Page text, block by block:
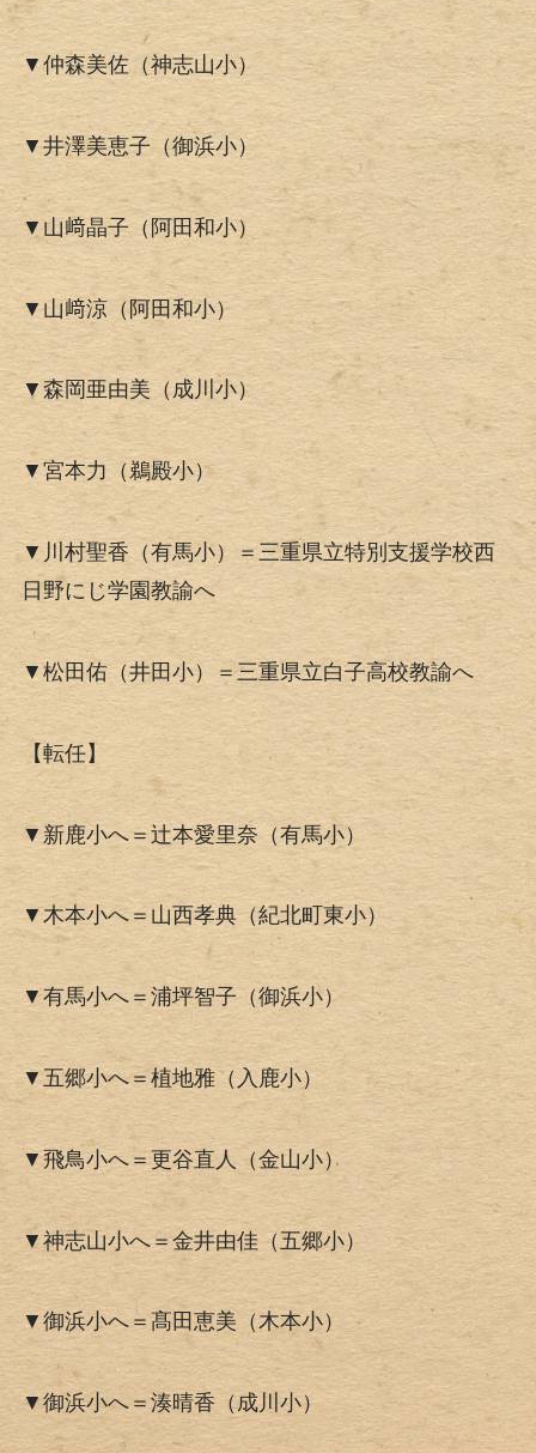
▼仲森美佐（神志山小）
▼井澤美恵子（御浜小）
▼山﨑晶子（阿田和小）
▼山﨑涼（阿田和小）
▼森岡亜由美（成川小）
▼宮本力（鵜殿小）
▼川村聖香（有馬小）＝三重県立特別支援学校西
日野にじ学園教諭へ
▼松田佑（井田小）＝三重県立白子高校教諭へ
【転任】
▼新鹿小へ＝辻本愛里奈（有馬小）
▼木本小へ＝山西孝典（紀北町東小）
▼有馬小へ＝浦坪智子（御浜小）
▼五郷小へ＝植地雅（入鹿小）
▼飛鳥小へ＝更谷直人（金山小）
▼神志山小へ＝金井由佳（五郷小）
▼御浜小へ＝髙田恵美（木本小）
▼御浜小へ＝湊晴香（成川小）